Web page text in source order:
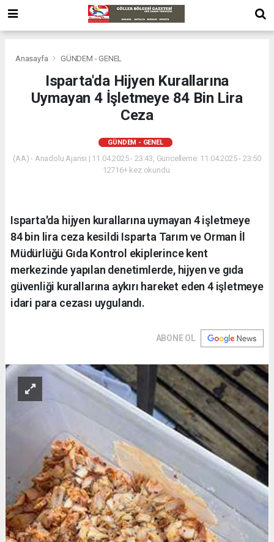
Anasayfa GÜNDEM - GENEL
Isparta'da Hijyen Kurallarına
Uymayan 4 İşletmeye 84 Bin Lira
Ceza
GÜNDEM - GENEL
(AA) - Anadolu Ajansı | 11.04.2025 - 23:43, Güncelleme: 11.04.2025 - 23:50
12716+ kez okundu.
Isparta'da hijyen kurallarına uymayan 4 işletmeye
84 bin lira ceza kesildi Isparta Tarım ve Orman İl
Müdürlüğü Gıda Kontrol ekiplerince kent
merkezinde yapılan denetimlerde, hijyen ve gıda
güvenliği kurallarına aykırı hareket eden 4 işletmeye
idari para cezası uygulandı.
ABONE OL